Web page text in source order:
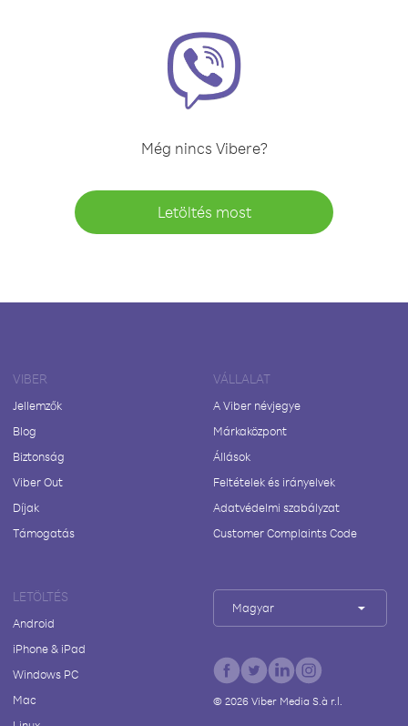
Még nincs Vibere?
Letöltés most
VIBER
Jellemzők
Blog
Biztonság
Viber Out
Díjak
Támogatás
VÁLLALAT
A Viber névjegye
Márkaközpont
Állások
Feltételek és irányelvek
Adatvédelmi szabályzat
Customer Complaints Code
LETÖLTÉS
Android
iPhone & iPad
Windows PC
Mac
Magyar
© 2026Viber Media S.à r.l.